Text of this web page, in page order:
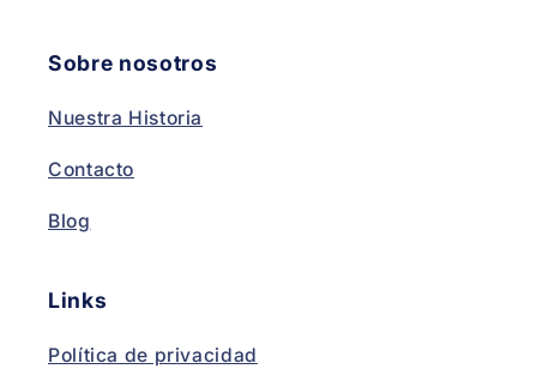
Sobre nosotros
Nuestra Historia
Contacto
Blog
Links
Política de privacidad